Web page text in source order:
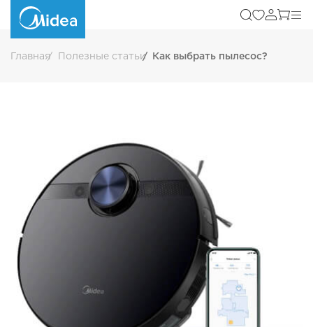
Главная Полезные статьи Как выбрать пылесос?